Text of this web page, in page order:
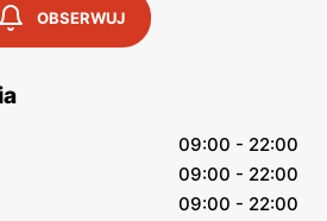
OBSERWUJ
09:00 - 22:00
09:00 - 22:00
09:00 - 22:00